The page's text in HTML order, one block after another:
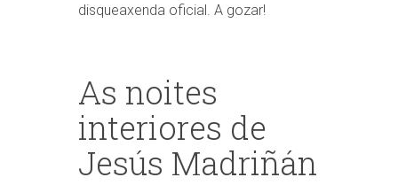
disqueaxenda oficial. A gozar!
As noites
interiores de
Jesús Madriñán